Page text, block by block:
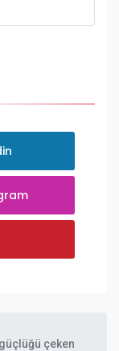
çeken